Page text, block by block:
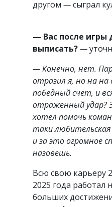
другом —сыграл
— Вас после игры
выписать?—
— Конечно, нет.
отразил я, но на
победный счет, и
отраженный удар?
хотел помочь
таки
и за это огромное
назовешь.
Всю свою карьеру
2025 года работал
больших